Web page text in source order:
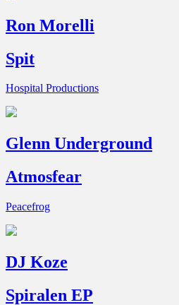
Ron Morelli
Spit
Hospital Productions
Glenn Underground
Atmosfear
Peacefrog
DJ Koze
Spiralen EP